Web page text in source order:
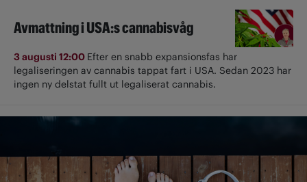
Avmattning i USA:s cannabisvåg
3 augusti 12:00 Efter en snabb expansionsfas har
legaliseringen av cannabis tappat fart i USA. Sedan 2023 har
ingen ny delstat fullt ut ­legaliserat cannabis.